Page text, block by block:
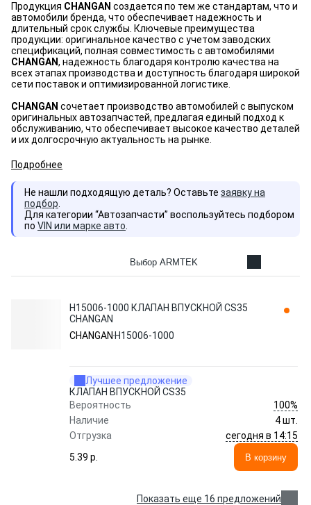
Продукция CHANGAN создается по тем же стандартам, что и
автомобили бренда, что обеспечивает надежность и
длительный срок службы. Ключевые преимущества
продукции: оригинальное качество с учетом заводских
спецификаций, полная совместимость с автомобилями
CHANGAN, надежность благодаря контролю качества на
всех этапах производства и доступность благодаря широкой
сети поставок и оптимизированной логистике.
CHANGAN сочетает производство автомобилей с выпуском
оригинальных автозапчастей, предлагая единый подход к
обслуживанию, что обеспечивает высокое качество деталей
и их долгосрочную актуальность на рынке.
Подробнее
Не нашли подходящую деталь? Оставьте заявку на
подбор
Для категории “Автозапчасти” воспользуйтесь подбором
по VIN или марке авто
Выбор ARMTEK
H15006-1000 КЛАПАН ВПУСКНОЙ CS35
CHANGAN
CHANGAN H15006-1000
Лучшее предложение
КЛАПАН ВПУСКНОЙ CS35
Вероятность
100%
Наличие
4 шт.
Отгрузка
сегодня в 14:15
5.39 p.
В корзину
Показать еще 16 предложений